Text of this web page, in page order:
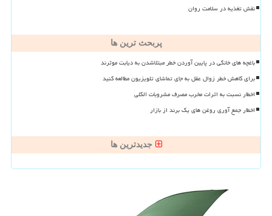
نقش تغذیه در سلامت روان
پربحث ترین ها
باغچه های خانگی در پایین آوردن خطر مبتلاشدن به دیابت موثرند
برای کاهش خطر زوال عقل به جای تماشای تلویزیون مطالعه کنید
اخطار نسبت به اثرات مخرب مصرف مشروبات الکلی
اخطار جمع آوری روغن های یک برند از بازار
جدیدترین ها